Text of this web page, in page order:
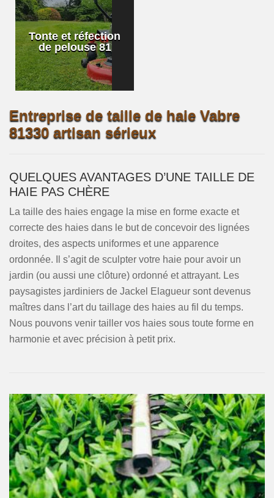
Tonte et réfection
de pelouse 81
Entreprise de taille de haie Vabre
81330 artisan sérieux
QUELQUES AVANTAGES D’UNE TAILLE DE
HAIE PAS CHÈRE
La taille des haies engage la mise en forme exacte et
correcte des haies dans le but de concevoir des lignées
droites, des aspects uniformes et une apparence
ordonnée. Il s’agit de sculpter votre haie pour avoir un
jardin (ou aussi une clôture) ordonné et attrayant. Les
paysagistes jardiniers de Jackel Elagueur sont devenus
maîtres dans l’art du taillage des haies au fil du temps.
Nous pouvons venir tailler vos haies sous toute forme en
harmonie et avec précision à petit prix.